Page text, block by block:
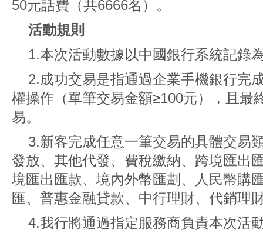
50元話費（共6666名）。
活動規則
1.本次活動數據以中國銀行系統記錄
2.成功交易是指通過企業手機銀行完
權操作（單筆交易金額≥100元），且最
易。
3.新客完成任意一筆交易的具體交易
發放、其他代發、費稅繳納、跨境匯出
境匯出匯款、境內外幣匯劃、人民幣購
匯、普惠金融貸款、中行理財、代銷理
4.我行將通過指定服務商負責本次活